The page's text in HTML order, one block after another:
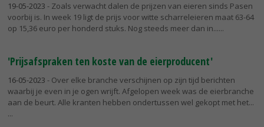
19-05-2023 - Zoals verwacht dalen de prijzen van eieren sinds Pasen
voorbij is. In week 19 ligt de prijs voor witte scharreleieren maat 63-64
op 15,36 euro per honderd stuks. Nog steeds meer dan in...
'Prijsafspraken ten koste van de eierproducent'
16-05-2023 - Over elke branche verschijnen op zijn tijd berichten
waarbij je even in je ogen wrijft. Afgelopen week was de eierbranche
aan de beurt. Alle kranten hebben ondertussen wel gekopt met het...